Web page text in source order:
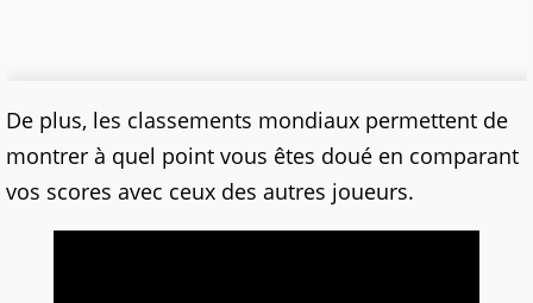
De plus, les classements mondiaux permettent de
montrer à quel point vous êtes doué en comparant
vos scores avec ceux des autres joueurs.